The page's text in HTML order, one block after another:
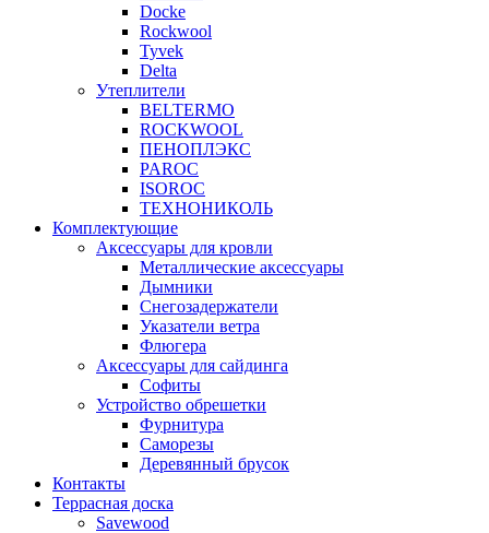
Docke
Rockwool
Tyvek
Delta
Утеплители
BELTERMO
ROCKWOOL
ПЕНОПЛЭКС
PAROC
ISOROC
ТЕХНОНИКОЛЬ
Комплектующие
Аксессуары для кровли
Металлические аксессуары
Дымники
Снегозадержатели
Указатели ветра
Флюгера
Аксессуары для сайдинга
Софиты
Устройство обрешетки
Фурнитура
Саморезы
Деревянный брусок
Контакты
Террасная доска
Savewood